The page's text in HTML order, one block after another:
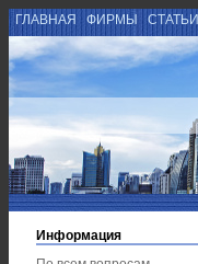
ГЛАВНАЯ ФИРМЫ СТАТЬИ
Информация